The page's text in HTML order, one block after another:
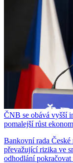
ČNB se obává vyšší
pomalejší růst
Bankovní rada
převažující rizika ve
odhodlání pokračovat